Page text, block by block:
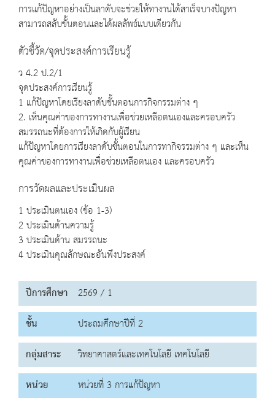
การแก้ปัญหาอย่างเป็นลาดับจะช่วยให้ทางานได้สาเร็จบางปัญหา
สามารถสลับขั้นตอนและได้ผลลัพธ์แบบเดียวกัน
ตัวชี้วัด/จุดประสงค์การเรียนรู้
ว 4.2 ป.2/1
จุดประสงค์การเรียนรู้
1 แก้ปัญหาโดยเรียงลาดับขั้นตอนการกิจกรรมต่าง ๆ
2. เห็นคุณค่าของการทางานเพื่อช่วยเหลือตนเองและครอบครัว
สมรรถนะที่ต้องการให้เกิดกับผู้เรียน
แก้ปัญหาโดยการเรียงลาดับขั้นตอนในการทากิจรรมต่าง ๆ และเห็น
คุณค่าของการทางานเพื่อช่วยเหลือตนเอง และครอบครัว
การวัดผลและประเมินผล
1 ประเมินตนเอง (ข้อ 1-3)
2 ประเมินด้านความรู้
3 ประเมินด้าน สมรรถนะ
4 ประเมินคุณลักษณะอันพึงประสงค์
ปีการศึกษา 2569 / 1
ชั้น
ประถมศึกษาปีที่ 2
กลุ่มสาระ
วิทยาศาสตร์และเทคโนโลยี เทคโนโลยี
หน่วย
หน่วยที่ 3 การแก้ปัญหา